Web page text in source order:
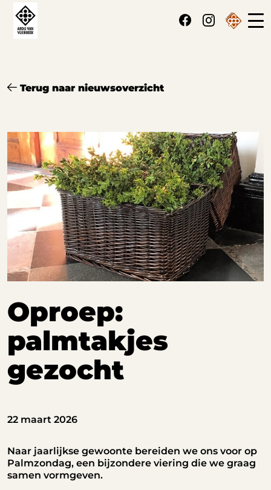
Terug naar nieuwsoverzicht
Oproep:
palmtakjes
gezocht
22 maart 2026
Naar jaarlijkse gewoonte bereiden we ons voor op
Palmzondag, een bijzondere viering die we graag
samen vormgeven.
Cookies beheer paneel